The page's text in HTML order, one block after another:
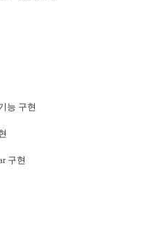
능 구현
구현